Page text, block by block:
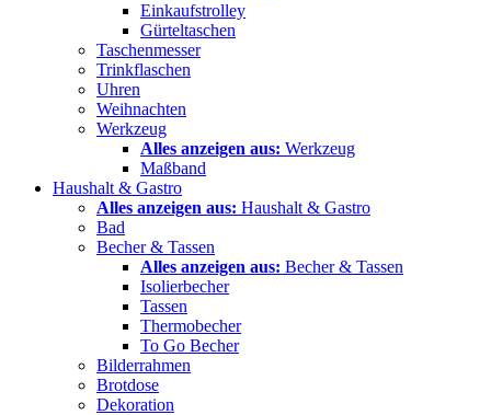
Einkaufstrolley
Gürteltaschen
Taschenmesser
Trinkflaschen
Uhren
Weihnachten
Werkzeug
Alles anzeigen aus: Werkzeug
Maßband
Haushalt & Gastro
Alles anzeigen aus: Haushalt & Gastro
Bad
Becher & Tassen
Alles anzeigen aus: Becher & Tassen
Isolierbecher
Tassen
Thermobecher
To Go Becher
Bilderrahmen
Brotdose
Dekoration